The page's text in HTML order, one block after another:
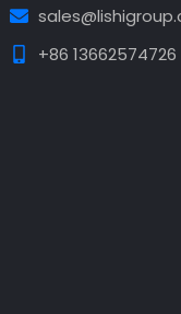
+86 13662574726